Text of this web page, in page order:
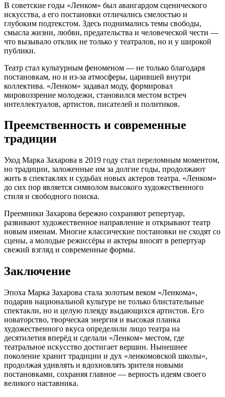
В советские годы «Ленком» был авангардом сценического
искусства, а его постановки отличались смелостью и
глубоким подтекстом. Здесь поднимались темы свободы,
смысла жизни, любви, предательства и человеческой чести —
что вызывало отклик не только у театралов, но и у широкой
публики.
Театр стал культурным феноменом — не только благодаря
постановкам, но и из-за атмосферы, царившей внутри
коллектива. «Ленком» задавал моду, формировал
мировоззрение молодежи, становился местом встреч
интеллектуалов, артистов, писателей и политиков.
Преемственность и современные
традиции
Уход Марка Захарова в 2019 году стал переломным моментом,
но традиции, заложенные им за долгие годы, продолжают
жить в спектаклях и судьбах новых актеров театра. «Ленком»
до сих пор является символом высокого художественного
стиля и свободного поиска.
Преемники Захарова бережно сохраняют репертуар,
развивают художественное направление и открывают театр
новым именам. Многие классические постановки не сходят со
сцены, а молодые режиссёры и актеры вносят в репертуар
свежий взгляд и современные формы.
Заключение
Эпоха Марка Захарова стала золотым веком «Ленкома»,
подарив национальной культуре не только блистательные
спектакли, но и целую плеяду выдающихся артистов. Его
новаторство, творческая энергия и высокая планка
художественного вкуса определили лицо театра на
десятилетия вперёд и сделали «Ленком» местом, где
театральное искусство достигает вершин. Нынешнее
поколение хранит традиции и дух «ленкомовской школы»,
продолжая удивлять и вдохновлять зрителя новыми
постановками, сохраняя главное — верность идеям своего
великого наставника.